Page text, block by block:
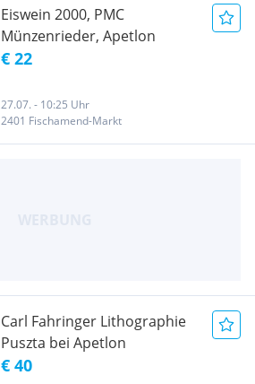
Eiswein 2000, PMC
Münzenrieder, Apetlon
€ 22
27.07. - 10:25 Uhr
2401 Fischamend-Markt
Carl Fahringer Lithographie
Puszta bei Apetlon
€ 40